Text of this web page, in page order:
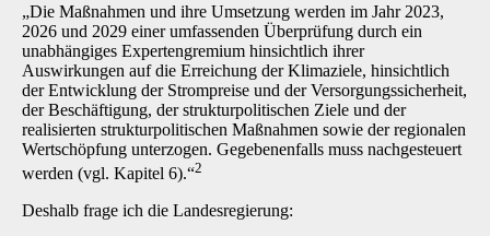
„Die Maßnahmen und ihre Umsetzung werden im Jahr 2023,
2026 und 2029 einer umfassenden Überprüfung durch ein
unabhängiges Expertengremium hinsichtlich ihrer
Auswirkungen auf die Erreichung der Klimaziele, hinsichtlich
der Entwicklung der Strompreise und der Versorgungssicherheit,
der Beschäftigung, der strukturpolitischen Ziele und der
realisierten strukturpolitischen Maßnahmen sowie der regionalen
Wertschöpfung unterzogen. Gegebenenfalls muss nachgesteuert
werden (vgl. Kapitel 6).“2
Deshalb frage ich die Landesregierung: